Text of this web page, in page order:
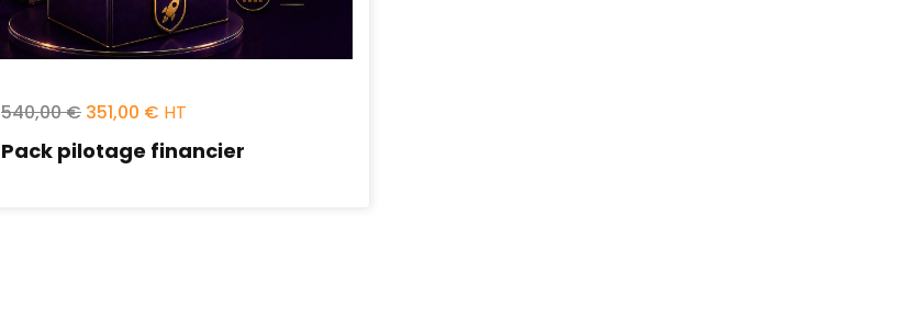
540,00€ 351,00 €
Pack pilotage financier